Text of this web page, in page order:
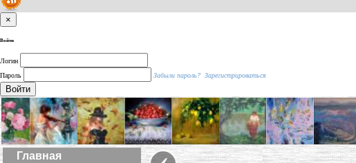
×
Войти
Логин
Пароль
Забыли пароль? Зарегистрироваться
Войти
Главная